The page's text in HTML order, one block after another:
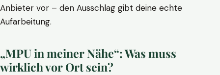
Anbieter vor – den Ausschlag gibt deine echte
Aufarbeitung.
„MPU in meiner Nähe“: Was muss
wirklich vor Ort sein?